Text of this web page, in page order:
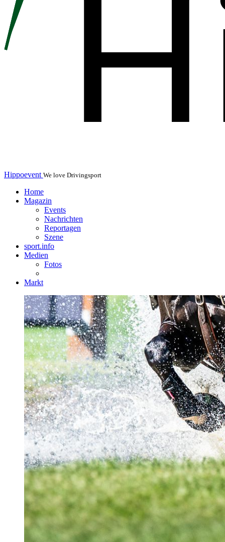
Hippoevent We love Drivingsport
Home
Magazin
Events
Nachrichten
Reportagen
Szene
sport.info
Medien
Fotos
Markt